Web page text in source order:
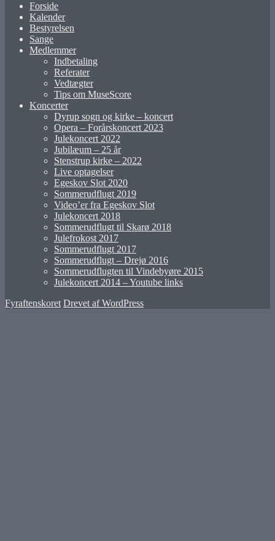
Forside
Kalender
Bestyrelsen
Sange
Medlemmer
Indbetaling
Referater
Vedtægter
Tips om MuseScore
Koncerter
Dyrup sogn og kirke – koncert
Opera – Forårskoncert 2023
Julekoncert 2022
Jubilæum – 25 år
Stenstrup kirke – 2022
Live optagelser
Egeskov Slot 2020
Sommerudflugt 2019
Video’er fra Egeskov Slot
Julekoncert 2018
Sommerudflugt til Skarø 2018
Julefrokost 2017
Sommerudflugt 2017
Sommerudflugt – Drejø 2016
Sommerudflugten til Vindebyøre 2015
Julekoncert 2014 – Youtube links
Fyraftenskoret Drevet af WordPress